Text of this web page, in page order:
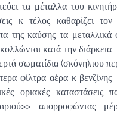
τα μέταλλα του
κ τέλος καθαρίζει
της καύσης τα μεταλλικά
κατά την διάρκεια
σωματίδια (σκόνη)που
φίλτρα αέρα κ βενζίνης
οριακές καταστάσεις
απορροφώντας